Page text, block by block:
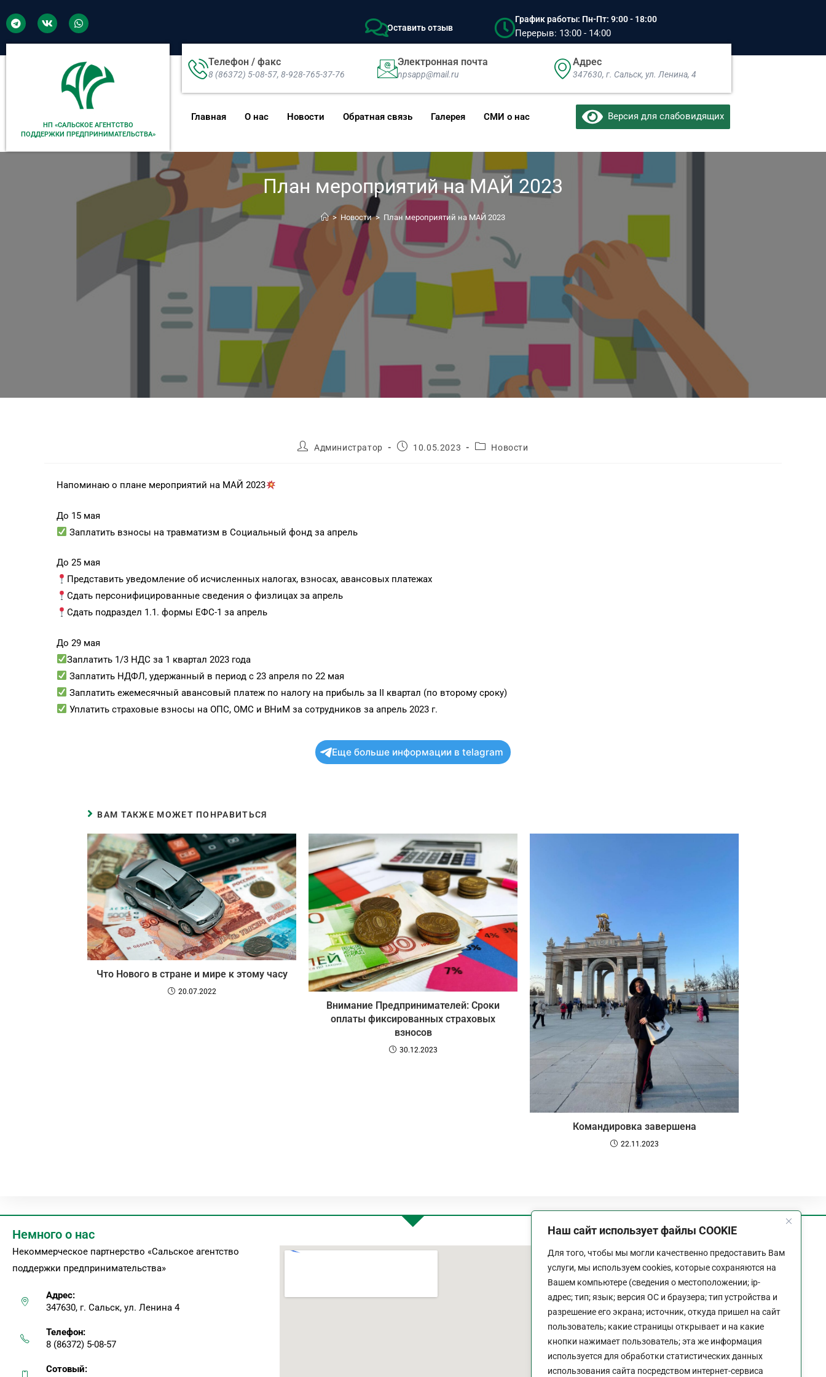
Наш сайт использует файлы COOKIE
Для того, чтобы мы могли качественно предоставить Вам
услуги, мы используем cookies, которые сохраняются на
Вашем компьютере (сведения о местоположении; ip-
адрес; тип; язык; версия ОС и браузера; тип устройства и
разрешение его экрана; источник, откуда пришел на сайт
пользователь; какие страницы открывает и на какие
кнопки нажимает пользователь; эта же информация
используется для обработки статистических данных
использования сайта посредством интернет-сервиса
Оставить отзыв
График работы: Пн-Пт: 9:00 - 18:00
Перерыв: 13:00 - 14:00
НП «САЛЬСКОЕ АГЕНТСТВО
ПОДДЕРЖКИ ПРЕДПРИНИМАТЕЛЬСТВА»
Телефон / факс
8 (86372) 5-08-57, 8-928-765-37-76
Электронная почта
npsapp@mail.ru
Адрес
347630, г. Сальск, ул. Ленина, 4​
Главная О нас Новости Обратная связь Галерея СМИ о нас Версия для слабовидящих
План мероприятий на МАЙ 2023
> Новости > План мероприятий на МАЙ 2023
Администратор 10.05.2023 Новости
Напоминаю о плане мероприятий на МАЙ 2023
До 15 мая
Заплатить взносы на травматизм в Социальный фонд за апрель
До 25 мая
Представить уведомление об исчисленных налогах, взносах, авансовых платежах
Сдать персонифицированные сведения о физлицах за апрель
Сдать подраздел 1.1. формы ЕФС-1 за апрель
До 29 мая
Заплатить 1/3 НДС за 1 квартал 2023 года
Заплатить НДФЛ, удержанный в период с 23 апреля по 22 мая
Заплатить ежемесячный авансовый платеж по налогу на прибыль за II квартал (по второму сроку)
Уплатить страховые взносы на ОПС, ОМС и ВНиМ за сотрудников за апрель 2023 г.
Еще больше информации в telagram
ВАМ ТАКЖЕ МОЖЕТ ПОНРАВИТЬСЯ
Что Нового в стране и мире к этому часу
20.07.2022
Внимание Предпринимателей: Сроки
оплаты фиксированных страховых
взносов
30.12.2023
Командировка завершена
22.11.2023
Немного о нас
Некоммерческое партнерство «Сальское агентство
поддержки предпринимательства»
Адрес:
347630, г. Сальск, ул. Ленина 4
Телефон:
8 (86372) 5-08-57
Сотовый:
График работы
9:00 - 18:00
Выходной:Сб - Вс
Политика конфиденциальности сайта